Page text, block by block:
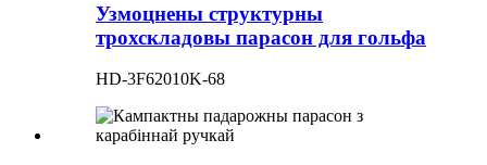
Узмоцнены структурны
трохскладовы парасон для гольфа
HD-3F62010K-68